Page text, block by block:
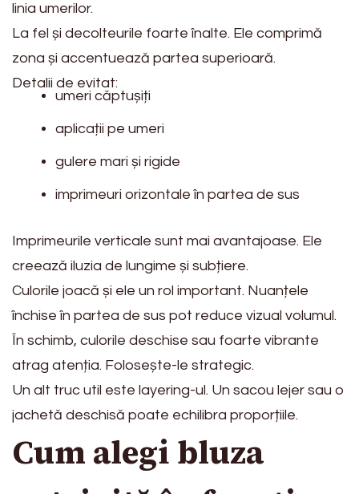
linia umerilor.
La fel și decolteurile foarte înalte. Ele comprimă
zona și accentuează partea superioară.
Detalii de evitat:
umeri căptușiți
aplicații pe umeri
gulere mari și rigide
imprimeuri orizontale în partea de sus
Imprimeurile verticale sunt mai avantajoase. Ele
creează iluzia de lungime și subțiere.
Culorile joacă și ele un rol important. Nuanțele
închise în partea de sus pot reduce vizual volumul.
În schimb, culorile deschise sau foarte vibrante
atrag atenția. Folosește-le strategic.
Un alt truc util este layering-ul. Un sacou lejer sau o
jachetă deschisă poate echilibra proporțiile.
Cum alegi bluza